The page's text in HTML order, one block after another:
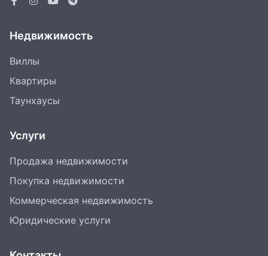
Недвижимость
Виллы
Квартиры
Таунхаусы
Услуги
Продажа недвижимости
Покупка недвижимости
Коммерческая недвижимость
Юридические услуги